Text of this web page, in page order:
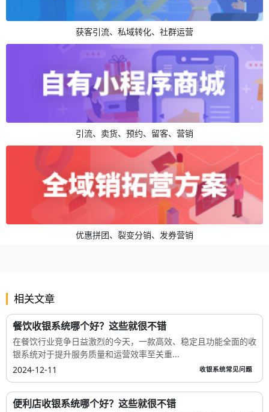
获客引流、私域转化、社群运营
引流、卖货、预约、留客、营销
优惠拼团、裂变分销、发券营销
相关文章
餐饮收银系统哪个好？这些就很不错
在餐饮行业竞争日益激烈的今天，一款高效、稳定且功能全面的收
银系统对于提升服务质量和运营效率至关重...
2024-12-11
收银系统常见问题
便利店收银系统哪个好？这些就很不错